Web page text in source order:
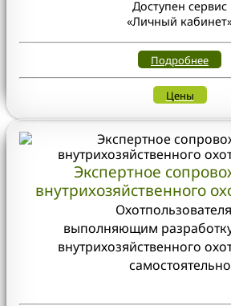
Доступен сервис
«Личный
Подробнее
Цены
Экспертное
внутрихозяйственного
выполняющим
внутрихозяйственного
самостоятельно